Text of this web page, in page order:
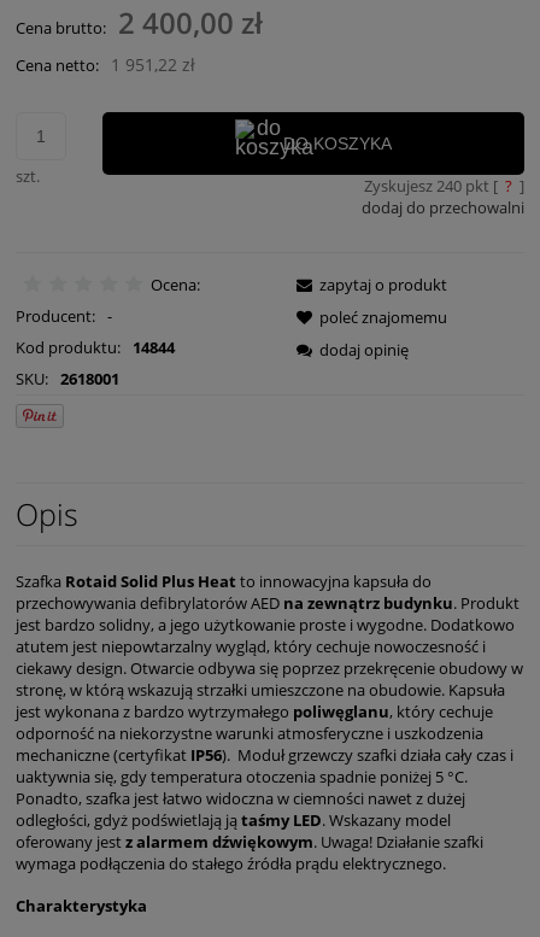
Cena brutto: 2 400,00 zł
Cena netto: 1 951,22 zł
szt.
DO KOSZYKA
Zyskujesz240pkt [ ? ]
dodaj do przechowalni
Ocena:
Producent: -
Kod produktu:
14844
SKU: 2618001
zapytaj o produkt
poleć znajomemu
dodaj opinię
Opis
Szafka Rotaid Solid Plus Heat to innowacyjna kapsuła do
przechowywania defibrylatorów AED na zewnątrz budynku. Produkt
jest bardzo solidny, a jego użytkowanie proste i wygodne. Dodatkowo
atutem jest niepowtarzalny wygląd, który cechuje nowoczesność i
ciekawy design. Otwarcie odbywa się poprzez przekręcenie obudowy w
stronę, w którą wskazują strzałki umieszczone na obudowie. Kapsuła
jest wykonana z bardzo wytrzymałego poliwęglanu, który cechuje
odporność na niekorzystne warunki atmosferyczne i uszkodzenia
mechaniczne (certyfikat IP56). Moduł grzewczy szafki działa cały czas i
uaktywnia się, gdy temperatura otoczenia spadnie poniżej 5 °C.
Ponadto, szafka jest łatwo widoczna w ciemności nawet z dużej
odległości, gdyż podświetlają ją taśmy LED. Wskazany model
oferowany jestz alarmem dźwiękowym. Uwaga! Działanie szafki
wymaga podłączenia do stałego źródła prądu elektrycznego.
Charakterystyka